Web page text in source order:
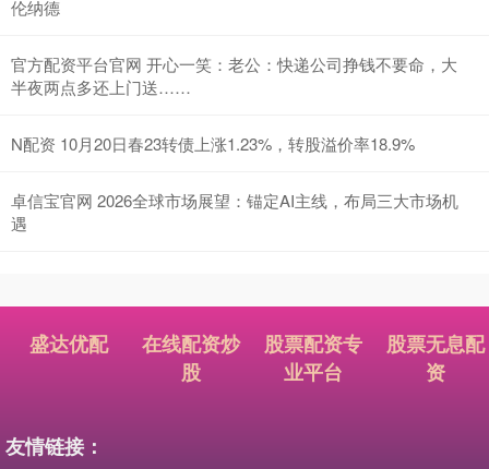
伦纳德
官方配资平台官网 开心一笑：老公：快递公司挣钱不要命，大
半夜两点多还上门送……
N配资 10月20日春23转债上涨1.23%，转股溢价率18.9%
卓信宝官网 2026全球市场展望：锚定AI主线，布局三大市场机
遇
盛达优配
在线配资炒
股
股票配资专
业平台
股票无息配
资
友情链接：